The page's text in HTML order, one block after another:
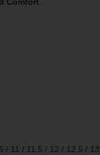
Comfort.
/ 11 / 11.5 / 12 / 12.5 /